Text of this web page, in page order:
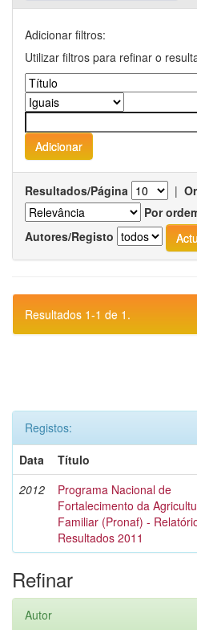
Adicionar filtros:
Utilizar filtros para refinar o
Resultados/Página |
Por
Autores/Registo
Resultados 1-1 de 1.
Registos:
Data
Título
2012
Programa Nacional de
Fortalecimento da
Familiar (Pronaf) -
Resultados 2011
Refinar
Autor